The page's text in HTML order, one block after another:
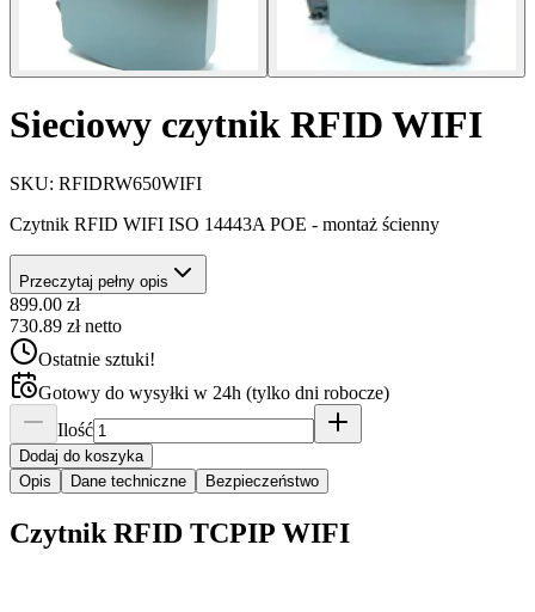
Sieciowy czytnik RFID WIFI
SKU: RFIDRW650WIFI
Czytnik RFID WIFI ISO 14443A POE - montaż ścienny
Przeczytaj pełny opis
899.00 zł
730.89 złnetto
Ostatnie sztuki!
Gotowy do wysyłki w 24h (tylko dni robocze)
Ilość
Dodaj do koszyka
Opis
Dane techniczne Bezpieczeństwo
Czytnik RFID TCPIP WIFI